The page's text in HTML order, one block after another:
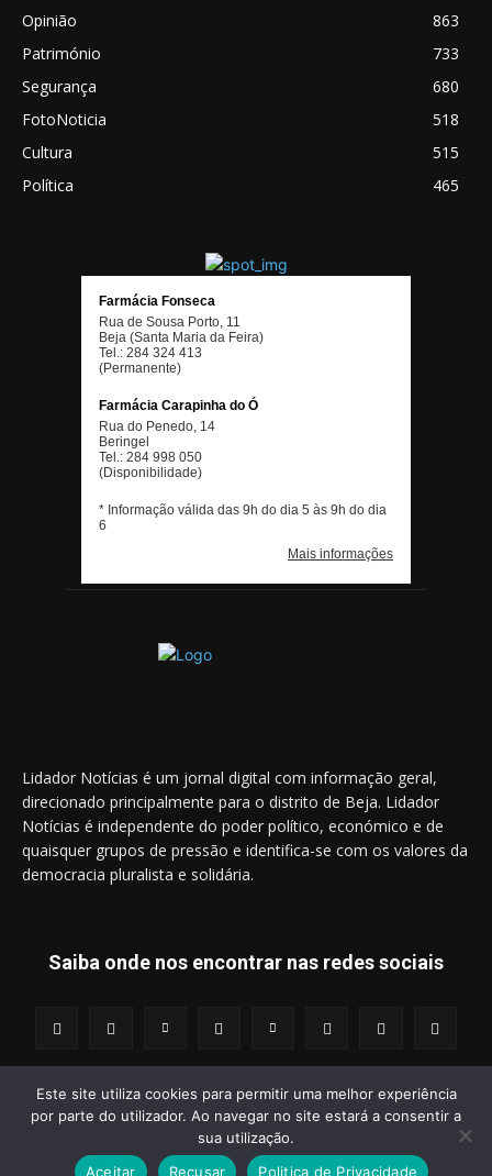
Opinião
863
Património
733
Segurança
680
FotoNoticia
518
Cultura
515
Política
465
Lidador Notícias é um jornal digital com informação geral,
direcionado principalmente para o distrito de Beja. Lidador
Notícias é independente do poder político, económico e de
quaisquer grupos de pressão e identifica-se com os valores da
democracia pluralista e solidária.
Saiba onde nos encontrar nas redes sociais
© 2014 - 2025 Lidador Notícias. | Todos os Direitos Reservados.
Este site utiliza cookies para permitir uma melhor experiência
por parte do utilizador. Ao navegar no site estará a consentir a
sua utilização.
Aceitar
Recusar Politica de Privacidade